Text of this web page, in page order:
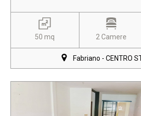
50 mq 2 Camere
Fabriano - CENTRO